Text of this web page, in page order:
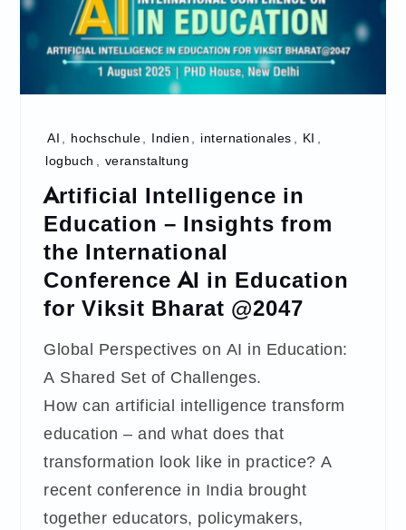
AI , hochschule, Indien , internationales , KI ,
logbuch , veranstaltung
Artificial Intelligence in
Education – Insights from
the International
Conference AI in Education
for Viksit Bharat @2047
Global Perspectives on AI in Education:
A Shared Set of Challenges.
How can artificial intelligence transform
education – and what does that
transformation look like in practice? A
recent conference in India brought
together educators, policymakers,